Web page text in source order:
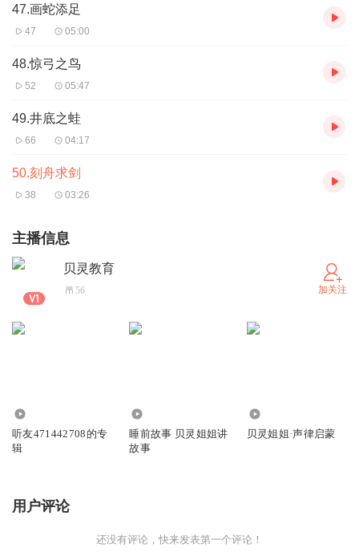
47.画蛇添足
47 05:00
48.惊弓之鸟
52 05:47
49.井底之蛙
66 04:17
50.刻舟求剑
38 03:26
主播信息
贝灵教育
56 加关注
听友471442708的专
辑
睡前故事 贝灵姐姐讲
故事
贝灵姐姐·声律启蒙
用户评论
还没有评论，快来发表第一个评论！